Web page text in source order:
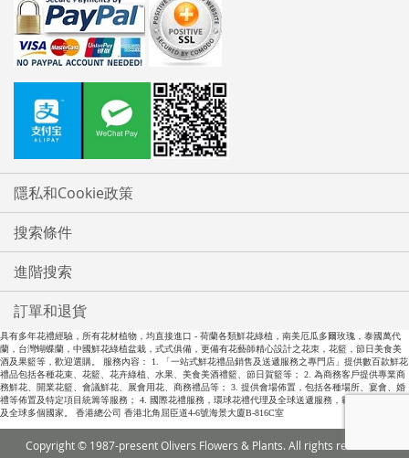
隱私和Cookie政策
搜索條件
進階搜索
訂單和退貨
具有多年花禮經驗，所有花材植物，均直接進口 - 荷蘭各類鮮花綠植，南美厄瓜多爾玫瑰，泰國萬代
蘭，台灣蝴蝶蘭，中國鮮花綠植盆栽，式式俱備，更備有花藝師精心設計之花朿，花籃，節日美食美
酒及果籃等，歡迎選購。 服務內容： 1. 「一站式鮮花禮品銷售及送遞服務之專門店」提供數百款鮮花
禮品包括各種花束、花籃、花卉綠植、水果、美食美酒禮籃、節日賀籃等； 2. 為商務客戶提供專業商
務鮮花、開業花籃、會議鮮花、展會用花、商務禮品等； 3. 提供會場佈置，包括各種場所、宴會、婚
禮等佈置及特定項目統籌等服務； 4. 國際花禮服務，環球花禮代理及全球送遞服務，範圍包括全中國
及全球多個國家。 香港總公司 香港北角屈臣道4-6號海景大廈B-816C室
Copyright © 1987-present Olivers Flowers & Plants. All rights reserved.